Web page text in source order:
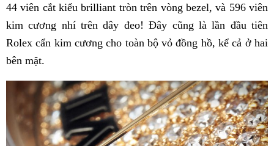
44 viên cắt kiểu brilliant tròn trên vòng bezel, và 596 viên
kim cương nhí trên dây đeo! Đây cũng là lần đầu tiên
Rolex cẩn kim cương cho toàn bộ vỏ đồng hồ, kể cả ở hai
bên mặt.